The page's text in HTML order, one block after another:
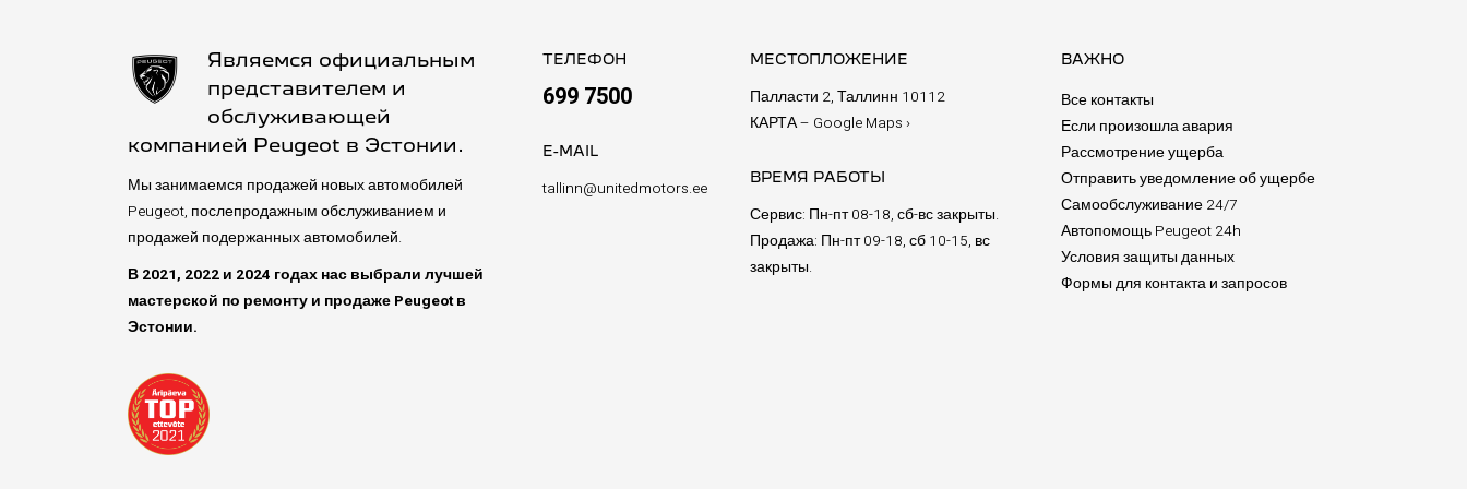
Являемся официальным
представителем и
обслуживающей
компанией Peugeot в Эстонии.
Мы занимаемся продажей новых автомобилей
Peugeot, послепродажным обслуживанием и
продажей подержанных автомобилей.
В 2021, 2022 и 2024 годах нас выбрали лучшей
мастерской по ремонту и продаже Peugeot в
Эстонии.
ТЕЛЕФОН
699 7500
E-MAIL
tallinn@unitedmotors.ee
МЕСТОПЛОЖЕНИЕ
Палласти 2, Таллинн 10112
КАРТА – Google Maps ›
ВРЕМЯ РАБОТЫ
Сервис: Пн-пт 08-18, сб-вс закрыты.
Продажа: Пн-пт 09-18, сб 10-15, вс
закрыты.
ВАЖНО
Все контакты
Если произошла авария
Рассмотрение ущерба
Отправить уведомление об ущербе
Самообслуживание 24/7
Автопомощь Peugeot 24h
Условия защиты данных
Формы для контакта и запросов